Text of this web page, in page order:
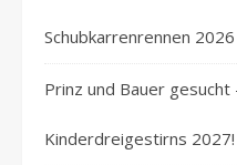
Schubkarrenrennen 2026
Prinz und Bauer
Kinderdreigestirns 2027!